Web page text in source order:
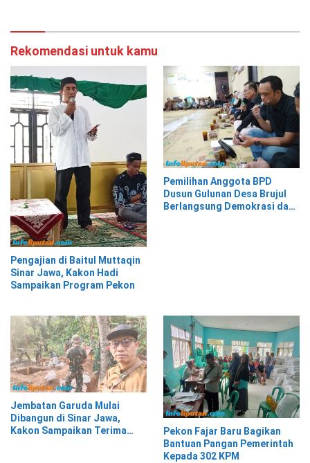
Rekomendasi untuk kamu
Pengajian di Baitul Muttaqin
Sinar Jawa, Kakon Hadi
Sampaikan Program Pekon
Pemilihan Anggota BPD
Dusun Gulunan Desa Brujul
Berlangsung Demokrasi dan
Jembatan Garuda Mulai
Dibangun di Sinar Jawa,
Kakon Sampaikan Terima
Pekon Fajar Baru Bagikan
Bantuan Pangan Pemerintah
Kepada 302 KPM